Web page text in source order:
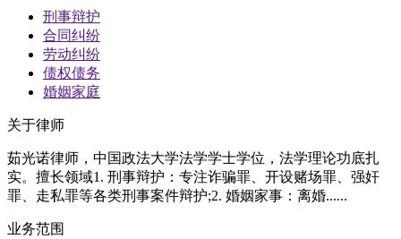
刑事辩护
合同纠纷
劳动纠纷
债权债务
婚姻家庭
关于律师
茹光诺律师，中国政法大学法学学士学位，法学理论功底扎
实。擅长领域1. 刑事辩护：专注诈骗罪、开设赌场罪、强奸
罪、走私罪等各类刑事案件辩护;2. 婚姻家事：离婚......
业务范围